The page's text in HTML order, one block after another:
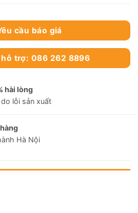
cầu báo giá
trợ: 086 262 8896
hài lòng
lỗi sản xuất
Hà Nội